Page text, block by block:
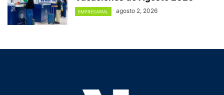
EMPRESARIAL agosto 2, 2026